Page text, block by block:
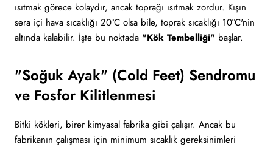
ısıtmak görece kolaydır, ancak toprağı ısıtmak zordur. Kışın
sera içi hava sıcaklığı 20°C olsa bile, toprak sıcaklığı 10°C'nin
altında kalabilir. İşte bu noktada "Kök Tembelliği" başlar.
"Soğuk Ayak" (Cold Feet) Sendromu
ve Fosfor Kilitlenmesi
Bitki kökleri, birer kimyasal fabrika gibi çalışır. Ancak bu
fabrikanın çalışması için minimum sıcaklık gereksinimleri